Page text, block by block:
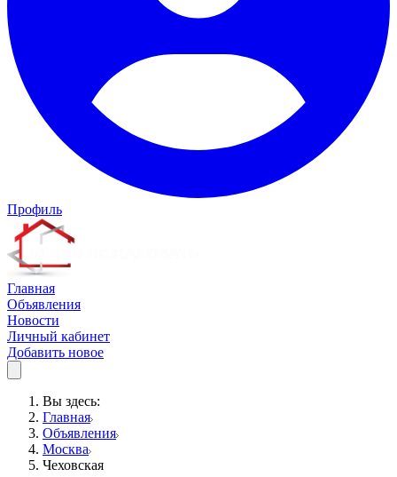
Профиль
Главная
Объявления
Новости
Личный кабинет
Добавить новое
Вы здесь:
Главная
Объявления
Москва
Чеховская